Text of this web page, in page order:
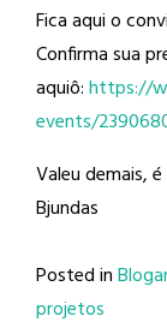
Fica aqui o
Confirma sua
aquiô:https://
events/
Valeu demais, é
Bjundas
Posted in
projetos